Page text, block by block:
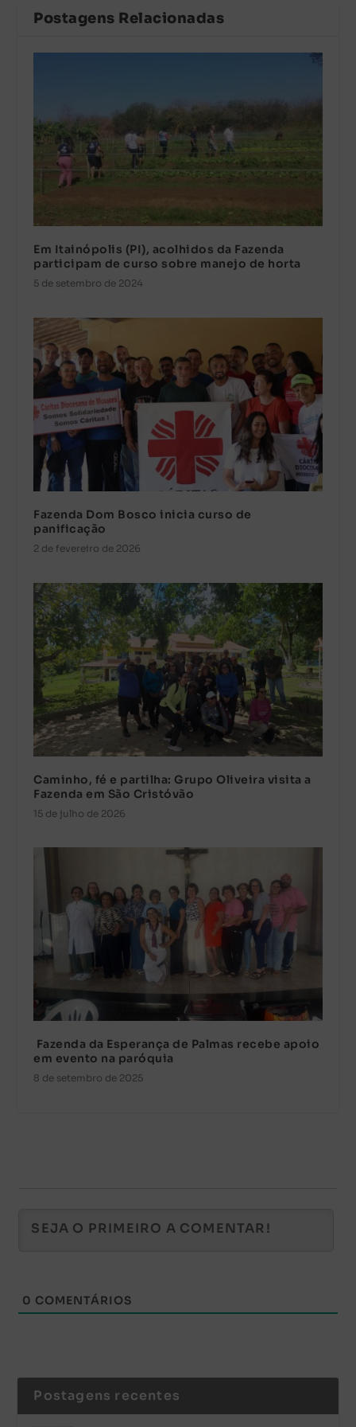
Postagens Relacionadas
Em Itainópolis (PI), acolhidos da Fazenda
participam de curso sobre manejo de horta
5 de setembro de 2024
Fazenda Dom Bosco inicia curso de
panificação
2 de fevereiro de 2026
Caminho, fé e partilha: Grupo Oliveira visita a
Fazenda em São Cristóvão
15 de julho de 2026
Fazenda da Esperança de Palmas recebe apoio
em evento na paróquia
8 de setembro de 2025
0 COMENTÁRIOS
Postagens recentes